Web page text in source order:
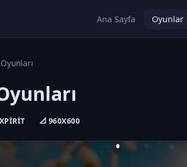
Ana Sayfa Oyunlar
📐 960X600